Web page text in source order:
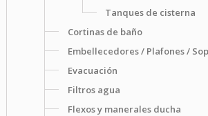
Tanques de cisterna
Cortinas de baño
Embellecedores / Plafones /
Evacuación
Filtros agua
Flexos y manerales ducha